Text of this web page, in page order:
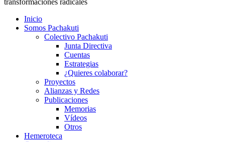
transformaciones radicales
Inicio
Somos Pachakuti
Colectivo Pachakuti
Junta Directiva
Cuentas
Estrategias
¿Quieres colaborar?
Proyectos
Alianzas y Redes
Publicaciones
Memorias
Vídeos
Otros
Hemeroteca